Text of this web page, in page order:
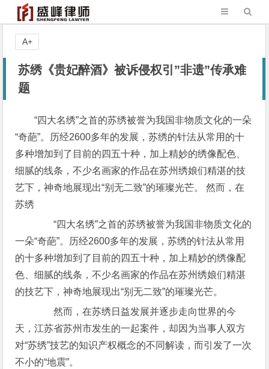
苏绣《贵妃醉酒》被诉侵权引”非遗”传承难
题
“四大名绣”之首的苏绣被誉为我国非物质文化的一朵
“奇葩”。历经2600多年的发展，苏绣的针法从常用的十
多种增加到了目前的四五十种，加上精妙的绣像配色、
细腻的线条，不少名画家的作品在苏州绣娘们精湛的技
艺下，神奇地展现出“别无二致”的璀璨光芒。 然而，在
苏绣
“四大名绣”之首的苏绣被誉为我国非物质文化的
一朵“奇葩”。历经2600多年的发展，苏绣的针法从常用
的十多种增加到了目前的四五十种，加上精妙的绣像配
色、细腻的线条，不少名画家的作品在苏州绣娘们精湛
的技艺下，神奇地展现出“别无二致”的璀璨光芒。
然而，在苏绣日益发展并逐步走向世界的今
天，江苏省苏州市发生的一起案件，却因为当事人双方
对“苏绣”技艺的知识产权概念的不同解读，而引发了一次
不小的“地震”。
A+